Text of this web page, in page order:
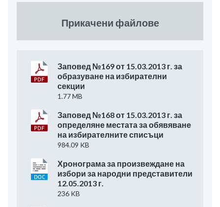
Прикачени файлове
Заповед №169 от 15.03.2013 г. за
образуване на избирателни
секции
1.77 MB
Заповед №168 от 15.03.2013 г. за
определяне местата за обявяване
на избирателните списъци
984.09 KB
Хронограма за произвеждане на
избори за народни представители
12.05.2013 г.
236 KB